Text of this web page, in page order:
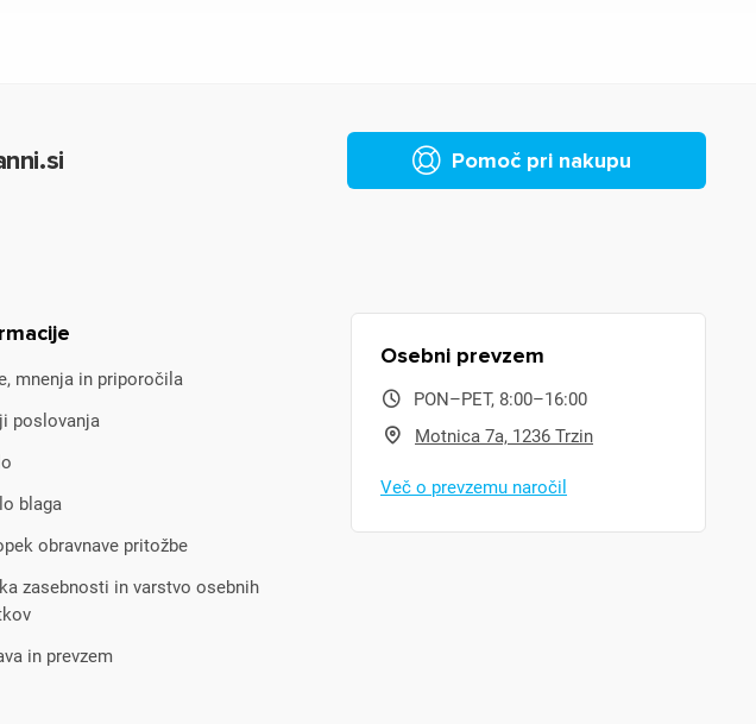
Pomoč pri nakupu
mnenja in priporočila
poslovanja
blaga
obravnave pritožbe
zasebnosti in varstvo osebnih
in prevzem
Osebni prevzem
PON–PET, 8:00–16:00
Motnica 7a, 1236 Trzin
Več o prevzemu naročil